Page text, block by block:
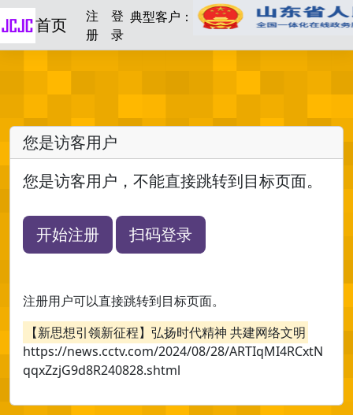
首页
注
册
登
录
典型客户：
您是访客用户
您是访客用户，不能直接跳转到目标页面。
开始注册 扫码登录
注册用户可以直接跳转到目标页面。
【新思想引领新征程】弘扬时代精神 共建网络文明
https://news.cctv.com/2024/08/28/ARTIqMI4RCxtN
qqxZzjG9d8R240828.shtml